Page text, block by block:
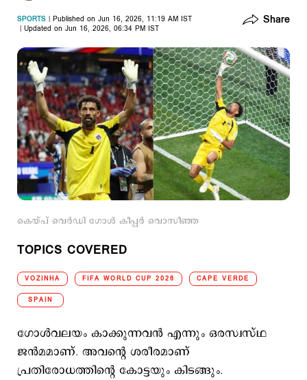
SPORTS
Published on Jun 16, 2026, 11:19 AM IST
Updated on Jun 16, 2026, 06:34 PM IST
Share
കെയ്പ് വെര്‍ഡി ഗോള്‍ കീപ്പര്‍ വൊസീഞ്ഞ
TOPICS COVERED
VOZINHA FIFA WORLD CUP 2026 CAPE VERDE
SPAIN
ഗോള്‍വലയം കാക്കുന്നവന്‍ എന്നും ഒരസ്വസ്ഥ
ജന്‍മമാണ്. അവന്‍റെ ശരീരമാണ്
പ്രതിരോധത്തിന്‍റെ കോട്ടയും കിടങ്ങും.